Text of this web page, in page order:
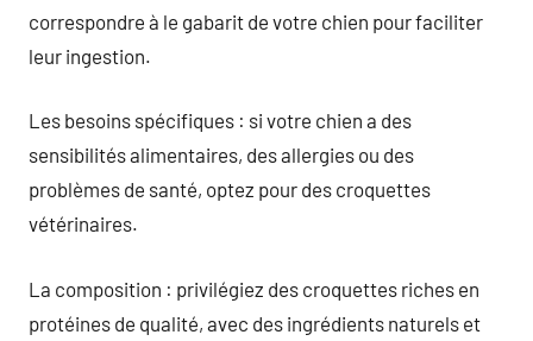
correspondre à le gabarit de votre chien pour faciliter
leur ingestion.
Les besoins spécifiques : si votre chien a des
sensibilités alimentaires, des allergies ou des
problèmes de santé, optez pour des croquettes
vétérinaires.
La composition : privilégiez des croquettes riches en
protéines de qualité, avec des ingrédients naturels et